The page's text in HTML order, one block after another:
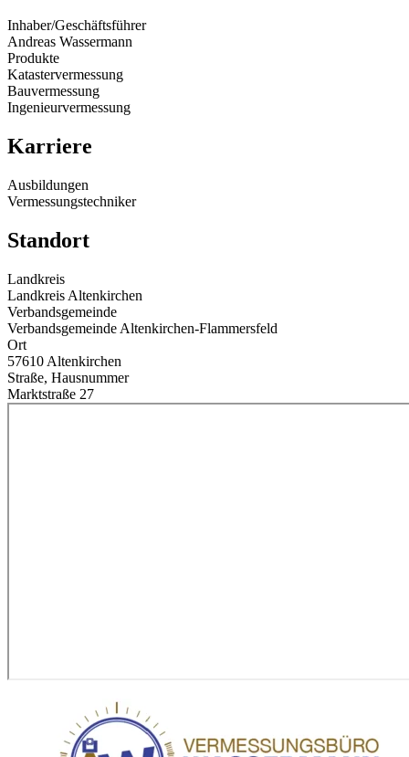
Inhaber/Geschäftsführer
Andreas Wassermann
Produkte
Katastervermessung
Bauvermessung
Ingenieurvermessung
Karriere
Ausbildungen
Vermessungstechniker
Standort
Landkreis
Landkreis Altenkirchen
Verbandsgemeinde
Verbandsgemeinde Altenkirchen-Flammersfeld
Ort
57610 Altenkirchen
Straße, Hausnummer
Marktstraße 27